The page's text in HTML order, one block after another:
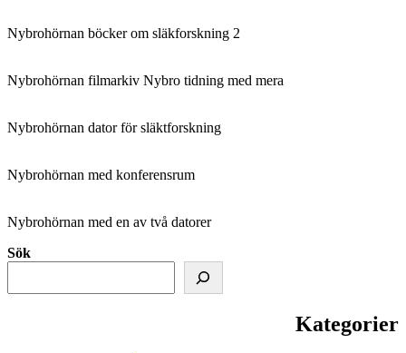
Nybrohörnan böcker om släkforskning 2
Nybrohörnan filmarkiv Nybro tidning med mera
Nybrohörnan dator för släktforskning
Nybrohörnan med konferensrum
Nybrohörnan med en av två datorer
Sök
Kategorier